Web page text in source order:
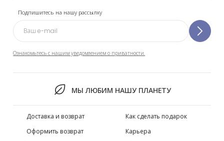
Подпишитесь на нашу рассылку
Ознакомьтесь с нашим уведомлением о приватности.
МЫ ЛЮБИМ НАШУ ПЛАНЕТУ
Доставка и возврат
Оформить возврат
Как сделать подарок
Карьера